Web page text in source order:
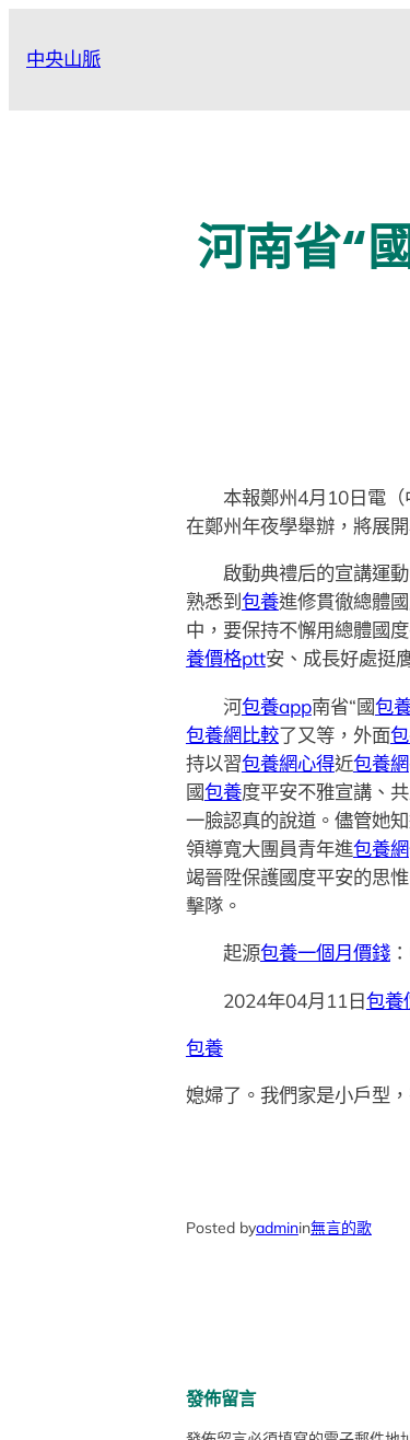
中央山脈
河南省“
本報鄭州4月10日電（
在鄭州年夜學舉辦，將展
啟動典禮后的宣講運動
熟悉到包養進修貫徹總體
中，要保持不懈用總體國
養價格ptt安、成長好處挺
河包養app南省“國包
包養網比較了又等，外面
持以習包養網心得近包養網
國包養度平安不雅宣講、
一臉認真的說道。儘管她
領導寬大團員青年進包養網
竭晉陞保護國度平安的思
擊隊。
起源包養一個月價錢
2024年04月11日包養
包養
媳婦了。我們家是小戶型
Posted byadminin無言的歌
發佈留言